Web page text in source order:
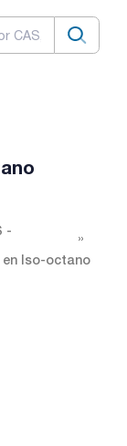
-
en Iso-octano